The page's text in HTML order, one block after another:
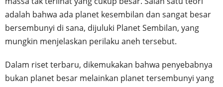
adalah bahwa ada planet kesembilan dan sangat besar
bersembunyi di sana, dijuluki Planet Sembilan, yang
mungkin menjelaskan perilaku aneh tersebut.
Dalam riset terbaru, dikemukakan bahwa penyebabnya
bukan planet besar melainkan planet tersembunyi yang